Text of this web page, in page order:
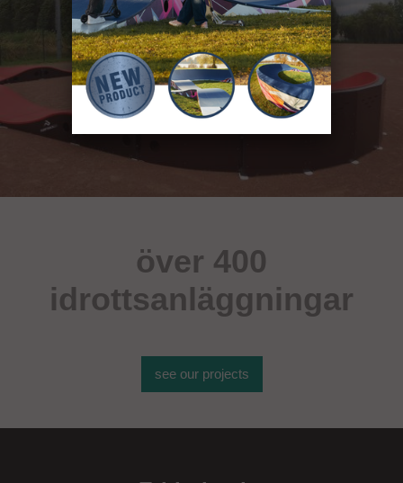
över 400
idrottsanläggningar
see our projects